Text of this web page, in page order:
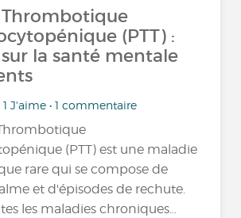
(PTT) :
la santé mentale
1 J'aime • 1 commentaire
(PTT) est une maladie
rare qui se compose de
et d'épisodes de rechute.
les maladies chroniques…